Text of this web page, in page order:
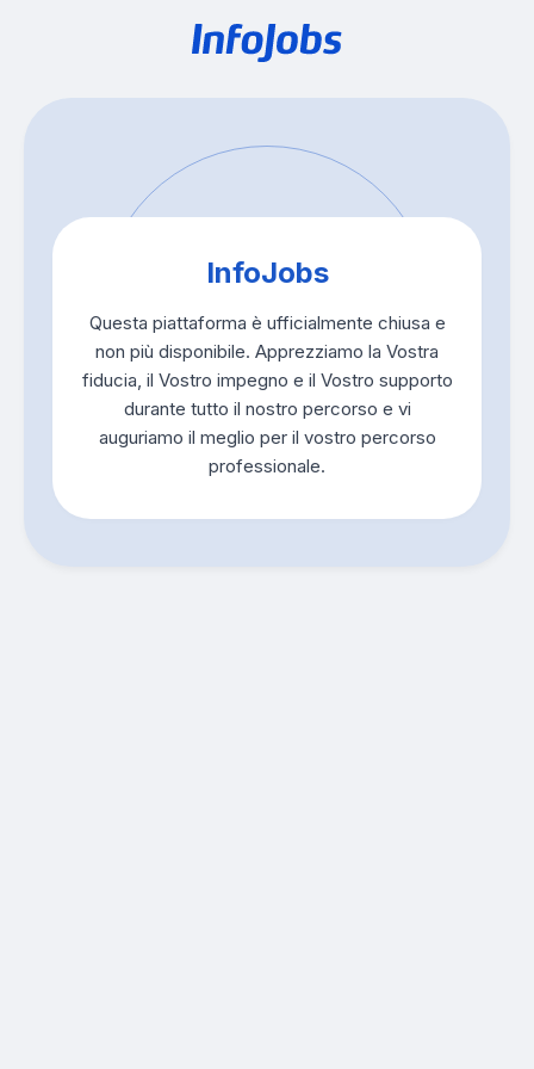
InfoJobs
Questa piattaforma è ufficialmente chiusa e
non più disponibile. Apprezziamo la Vostra
fiducia, il Vostro impegno e il Vostro supporto
durante tutto il nostro percorso e vi
auguriamo il meglio per il vostro percorso
professionale.